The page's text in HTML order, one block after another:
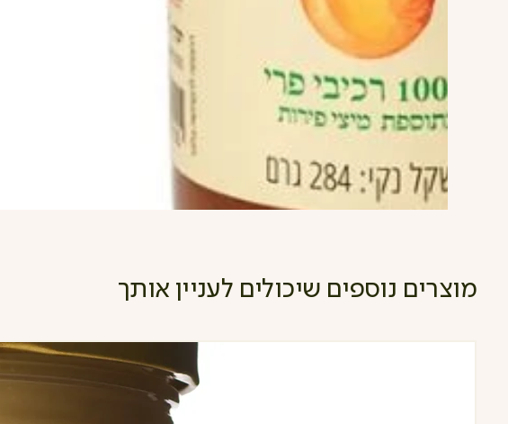
מוצרים נוספים שיכולים לעניין אותך